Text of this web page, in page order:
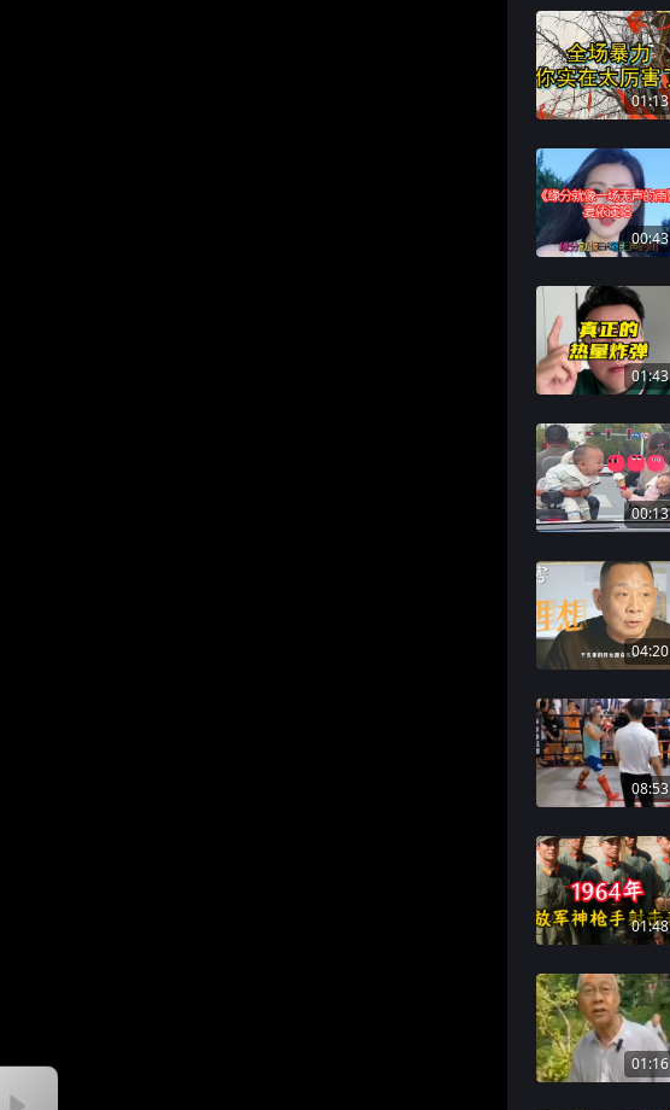
01:13
00:43
01:43
00:13
04:20
08:53
01:48
01:16